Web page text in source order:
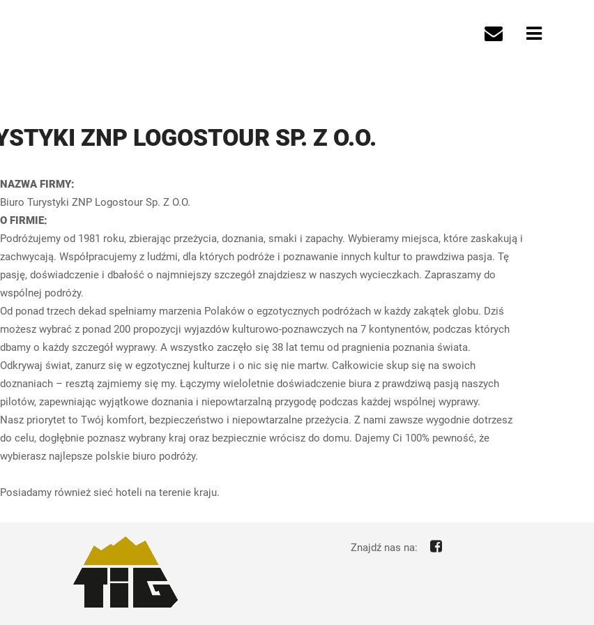
ZNP LOGOSTOUR SP. Z O.O.
NAZWA FIRMY:
Biuro Turystyki ZNP Logostour Sp. Z O.O.
O FIRMIE:
Podróżujemy od 1981 roku, zbierając przeżycia, doznania, smaki i zapachy. Wybieramy miejsca, które zaskakują i
zachwycają. Współpracujemy z ludźmi, dla których podróże i poznawanie innych kultur to prawdziwa pasja. Tę
pasję, doświadczenie i dbałość o najmniejszy szczegół znajdziesz w naszych wycieczkach. Zapraszamy do
wspólnej podróży.
Od ponad trzech dekad spełniamy marzenia Polaków o egzotycznych podróżach w każdy zakątek globu. Dziś
możesz wybrać z ponad 200 propozycji wyjazdów kulturowo-poznawczych na 7 kontynentów, podczas których
dbamy o każdy szczegół wyprawy. A wszystko zaczęło się 38 lat temu od pragnienia poznania świata.
Odkrywaj świat, zanurz się w egzotycznej kulturze i o nic się nie martw. Całkowicie skup się na swoich
doznaniach – resztą zajmiemy się my. Łączymy wieloletnie doświadczenie biura z prawdziwą pasją naszych
pilotów, zapewniając wyjątkowe doznania i niepowtarzalną przygodę podczas każdej wspólnej wyprawy.
Nasz priorytet to Twój komfort, bezpieczeństwo i niepowtarzalne przeżycia. Z nami zawsze wygodnie dotrzesz
do celu, dogłębnie poznasz wybrany kraj oraz bezpiecznie wrócisz do domu. Dajemy Ci 100% pewność, że
wybierasz najlepsze polskie biuro podróży.
Posiadamy również sieć hoteli na terenie kraju.
Znajdź nas na: